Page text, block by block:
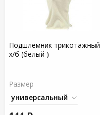
Подшлемник трикотажный
х/б (белый )
Размер